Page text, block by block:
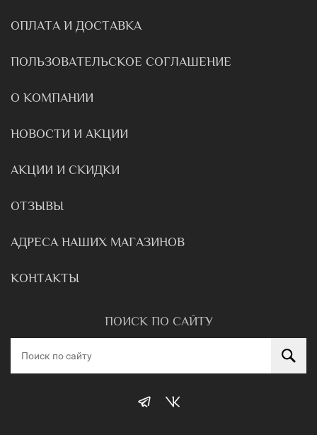
ОПЛАТА И ДОСТАВКА
ПОЛЬЗОВАТЕЛЬСКОЕ СОГЛАШЕНИЕ
О КОМПАНИИ
НОВОСТИ И АКЦИИ
АКЦИИ И СКИДКИ
ОТЗЫВЫ
АДРЕСА НАШИХ МАГАЗИНОВ
КОНТАКТЫ
ПОИСК ПО САЙТУ